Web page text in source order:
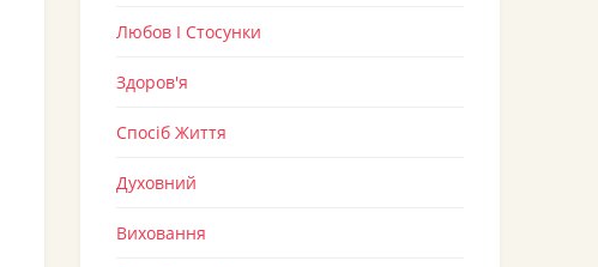
Любов І Стосунки
Здоров'я
Спосіб Життя
Духовний
Виховання